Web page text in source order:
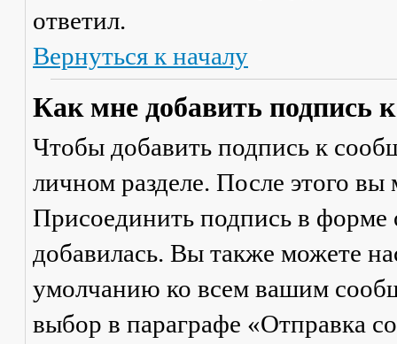
ответил.
Вернуться к началу
Как мне добавить подпись
Чтобы добавить подпись к
личном разделе. После этого
Присоединить подпись в форме
добавилась. Вы также можете
умолчанию ко всем вашим
выбор в параграфе «Отправка